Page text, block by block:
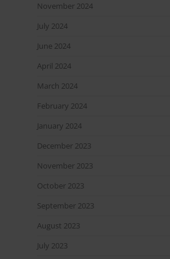
November 2024
July 2024
June 2024
April 2024
March 2024
February 2024
January 2024
December 2023
November 2023
October 2023
September 2023
August 2023
July 2023